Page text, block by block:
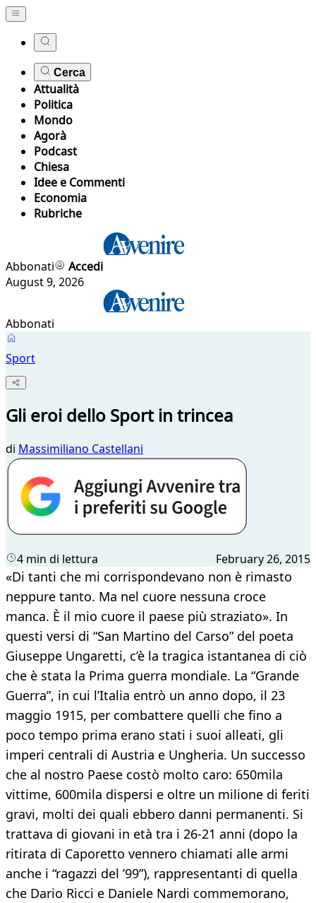
Cerca
Attualità
Politica
Mondo
Agorà
Podcast
Chiesa
Idee e Commenti
Economia
Rubriche
Abbonati
Accedi
August 9, 2026
Abbonati
Sport
Gli eroi dello Sport in trincea
di Massimiliano Castellani
4 min di lettura February 26, 2015
«Di tanti che mi corrispondevano non è rimasto
neppure tanto. Ma nel cuore nessuna croce
manca. È il mio cuore il paese più straziato». In
questi versi di “San Martino del Carso” del poeta
Giuseppe Ungaretti, c’è la tragica istantanea di ciò
che è stata la Prima guerra mondiale. La “Grande
Guerra”, in cui l’Italia entrò un anno dopo, il 23
maggio 1915, per combattere quelli che fino a
poco tempo prima erano stati i suoi alleati, gli
imperi centrali di Austria e Ungheria. Un successo
che al nostro Paese costò molto caro: 650mila
vittime, 600mila dispersi e oltre un milione di feriti
gravi, molti dei quali ebbero danni permanenti. Si
trattava di giovani in età tra i 26-21 anni (dopo la
ritirata di Caporetto vennero chiamati alle armi
anche i “ragazzi del ’99”), rappresentanti di quella
che Dario Ricci e Daniele Nardi commemorano,